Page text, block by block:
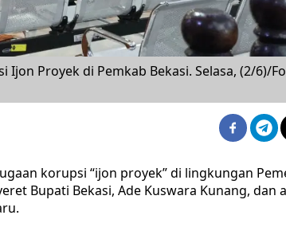
Proyek di Pemkab Bekasi. Selasa, (2/6)/
korupsi “ijon proyek” di lingkungan
Bupati Bekasi, Ade Kuswara Kunang, dan